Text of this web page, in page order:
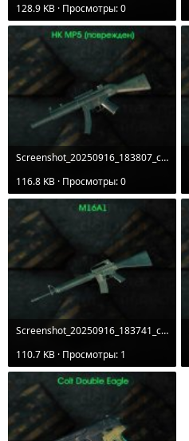
128.9 KB · Просмотры: 0
Screenshot_20250916_183807_com.agaming.thesun.origin.jpg
116.8 KB · Просмотры: 0
Screenshot_20250916_183741_com.agaming.thesun.origin.jpg
110.7 KB · Просмотры: 1